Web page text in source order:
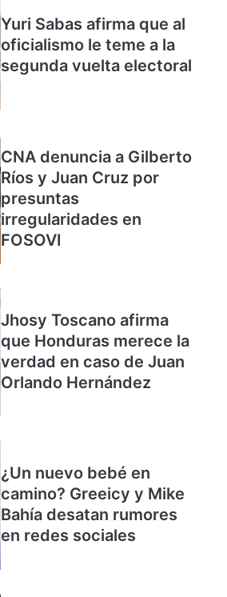
Yuri Sabas afirma que al
oficialismo le teme a la
CNA denuncia a Gilberto
Ríos y Juan Cruz por
presuntas
irregularidades en
Jhosy Toscano afirma
que Honduras merece la
verdad en caso de Juan
¿Un nuevo bebé en
camino? Greeicy y Mike
Bahía desatan rumores